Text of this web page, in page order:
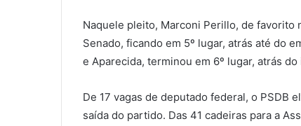
Naquele pleito, Marconi Perillo, de favorito
Senado, ficando em 5º lugar, atrás até do
e Aparecida, terminou em 6º lugar, atrás
De 17 vagas de deputado federal, o PSDB
saída do partido. Das 41 cadeiras para a